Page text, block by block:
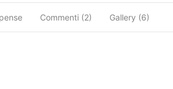
Commenti (2) Gallery (6)